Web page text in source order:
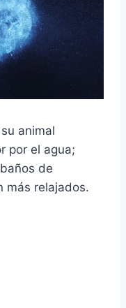
animal
por el agua;
de
más relajados.